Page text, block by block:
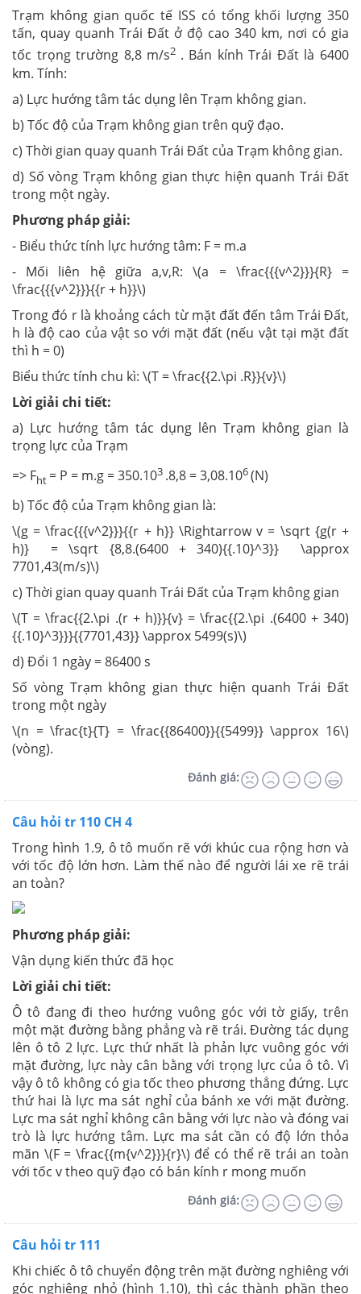
Trạm không gian quốc tế ISS có tổng khối lượng 350
tấn, quay quanh Trái Đất ở độ cao 340 km, nơi có gia
tốc trọng trường 8,8 m/s2 . Bán kính Trái Đất là 6400
km. Tính:
a) Lực hướng tâm tác dụng lên Trạm không gian.
b) Tốc độ của Trạm không gian trên quỹ đạo.
c) Thời gian quay quanh Trái Đất của Trạm không gian.
d) Số vòng Trạm không gian thực hiện quanh Trái Đất
trong một ngày.
Phương pháp giải:
- Biểu thức tính lực hướng tâm: F = m.a
- Mối liên hệ giữa a,v,R: \(a = \frac{{{v^2}}}{R} =
\frac{{{v^2}}}{{r + h}}\)
Trong đó r là khoảng cách từ mặt đất đến tâm Trái Đất,
h là độ cao của vật so với mặt đất (nếu vật tại mặt đất
thì h = 0)
Biểu thức tính chu kì: \(T = \frac{{2.\pi .R}}{v}\)
Lời giải chi tiết:
a) Lực hướng tâm tác dụng lên Trạm không gian là
trọng lực của Trạm
=> Fht = P = m.g = 350.103 .8,8 = 3,08.106(N)
b) Tốc độ của Trạm không gian là:
\(g = \frac{{{v^2}}}{{r + h}} \Rightarrow v = \sqrt {g(r +
h)} = \sqrt {8,8.(6400 + 340){{.10}^3}} \approx
7701,43(m/s)\)
c) Thời gian quay quanh Trái Đất của Trạm không gian
\(T = \frac{{2.\pi .(r + h)}}{v} = \frac{{2.\pi .(6400 + 340)
{{.10}^3}}}{{7701,43}} \approx 5499(s)\)
d) Đổi 1 ngày = 86400 s
Số vòng Trạm không gian thực hiện quanh Trái Đất
trong một ngày
\(n = \frac{t}{T} = \frac{{86400}}{{5499}} \approx 16\)
(vòng).
Đánh giá:
Câu hỏi tr 110 CH 4
Trong hình 1.9, ô tô muốn rẽ với khúc cua rộng hơn và
với tốc độ lớn hơn. Làm thế nào để người lái xe rẽ trái
an toàn?
Phương pháp giải:
Vận dụng kiến thức đã học
Lời giải chi tiết:
Ô tô đang đi theo hướng vuông góc với tờ giấy, trên
một mặt đường bằng phẳng và rẽ trái. Đường tác dụng
lên ô tô 2 lực. Lực thứ nhất là phản lực vuông góc với
mặt đường, lực này cân bằng với trọng lực của ô tô. Vì
vậy ô tô không có gia tốc theo phương thẳng đứng. Lực
thứ hai là lực ma sát nghỉ của bánh xe với mặt đường.
Lực ma sát nghỉ không cân bằng với lực nào và đóng vai
trò là lực hướng tâm. Lực ma sát cần có độ lớn thỏa
mãn \(F = \frac{{m{v^2}}}{r}\) để có thể rẽ trái an toàn
với tốc v theo quỹ đạo có bán kính r mong muốn
Đánh giá:
Câu hỏi tr 111
Khi chiếc ô tô chuyển động trên mặt đường nghiêng với
góc nghiêng nhỏ (hình 1.10), thì các thành phần theo